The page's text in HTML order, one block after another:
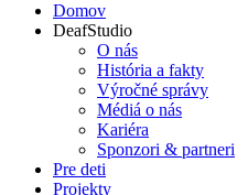
Domov
DeafStudio
O nás
História a fakty
Výročné správy
Médiá o nás
Kariéra
Sponzori & partneri
Pre deti
Projekty